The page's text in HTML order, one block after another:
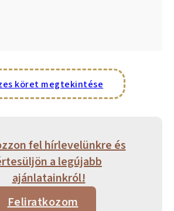
köret megtekintése
fel hírlevelünkre és
a legújabb
ajánlatainkról!
Feliratkozom